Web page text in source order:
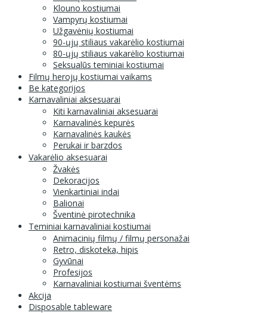
Klouno kostiumai
Vampyrų kostiumai
Užgavėnių kostiumai
90-ųjų stiliaus vakarėlio kostiumai
80-ųjų stiliaus vakarėlio kostiumai
Seksualūs teminiai kostiumai
Filmų herojų kostiumai vaikams
Be kategorijos
Karnavaliniai aksesuarai
Kiti karnavaliniai aksesuarai
Karnavalinės kepurės
Karnavalinės kaukės
Perukai ir barzdos
Vakarėlio aksesuarai
Žvakės
Dekoracijos
Vienkartiniai indai
Balionai
Šventinė pirotechnika
Teminiai karnavaliniai kostiumai
Animacinių filmų / filmų personažai
Retro, diskoteka, hipis
Gyvūnai
Profesijos
Karnavaliniai kostiumai šventėms
Akcija
Disposable tableware